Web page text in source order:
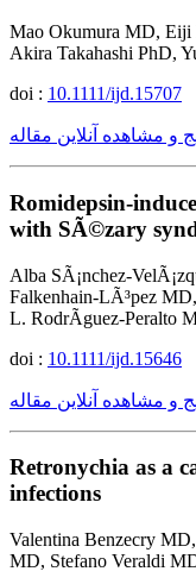
Mao Okumura MD, Eiji
Akira Takahashi PhD,
doi : 10.1111/ijd.15707
و مشاهده آنلاین مقاله
Romidepsin-
with SÃ©zary
Alba SÃ¡nchez-
Falkenhain-LÃ³pez
L. RodrÃ­guez-Peralto
doi : 10.1111/ijd.15646
و مشاهده آنلاین مقاله
Retronychia as a
infections
Valentina Benzecry
MD, Stefano Veraldi